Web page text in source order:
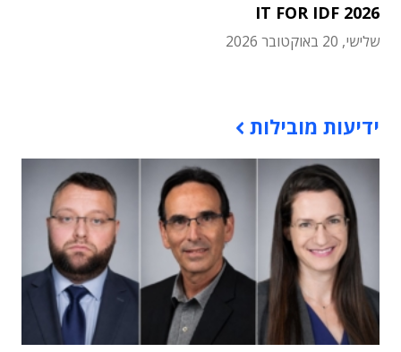
IT FOR IDF 2026
שלישי, 20 באוקטובר 2026
ידיעות מובילות